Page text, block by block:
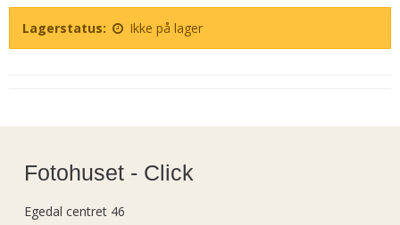
Lagerstatus: Ikke på lager
Fotohuset - Click
Egedal centret 46